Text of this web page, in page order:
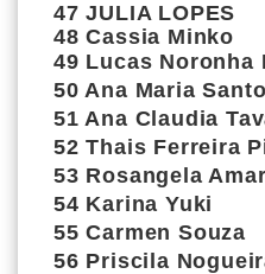
47JULIA LOPES
48Cassia Minko
49 Lucas Noronha
50Ana Maria
51Ana Claudia
52Thais Ferreira
53 Rosangela
54 Karina Yuki
55Carmen Souza
56 Priscila